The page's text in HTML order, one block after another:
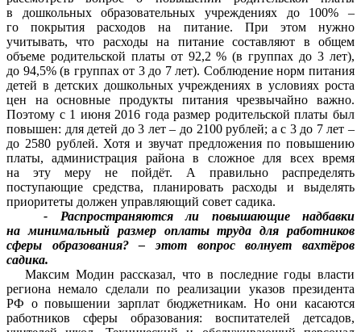
в дошкольных образовательных учреждениях до 100% –
го покрытия расходов на питание. При этом нужно
учитывать, что расходы на питание составляют в общем
объеме родительской платы от 92,2 % (в группах до 3 лет),
до 94,5% (в группах от 3 до 7 лет). Соблюдение норм питания
детей в детских дошкольных учреждениях в условиях роста
цен на основные продукты питания чрезвычайно важно.
Поэтому с 1 июня 2016 года размер родительской платы был
повышен: для детей до 3 лет – до 2100 рублей; а с 3 до 7 лет –
до 2580 рублей. Хотя и звучат предложения по повышению
платы, администрация района в сложное для всех время
на эту меру не пойдёт. А правильно распределять
поступающие средства, планировать расходы и выделять
приоритеты должен управляющий совет садика.
- Распространяются ли повышающие надбавки
на минимальный размер оплаты труда для работников
сферы образования? – этот вопрос волнует вахтёров
садика.
Максим Модин рассказал, что в последние годы власти
региона немало сделали по реализации указов президента
РФ о повышении зарплат бюджетникам. Но они касаются
работников сферы образования: воспитателей детсадов,